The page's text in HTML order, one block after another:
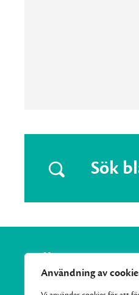
Användning av
Sök